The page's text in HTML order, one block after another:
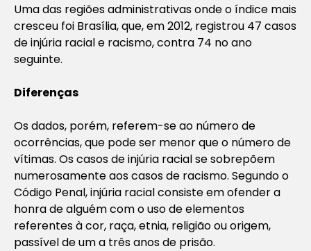
Uma das regiões administrativas onde o índice mais
cresceu foi Brasília, que, em 2012, registrou 47 casos
de injúria racial e racismo, contra 74 no ano
seguinte.
Diferenças
Os dados, porém, referem-se ao número de
ocorrências, que pode ser menor que o número de
vítimas. Os casos de injúria racial se sobrepõem
numerosamente aos casos de racismo. Segundo o
Código Penal, injúria racial consiste em ofender a
honra de alguém com o uso de elementos
referentes à cor, raça, etnia, religião ou origem,
passível de um a três anos de prisão.